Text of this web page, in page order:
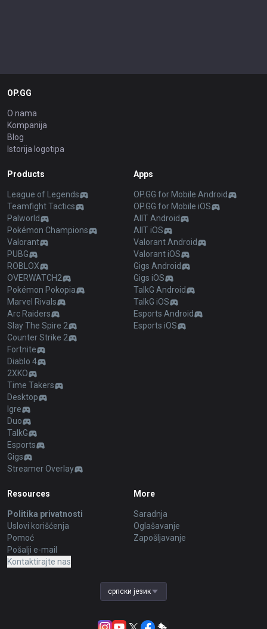
OP.GG
O nama
Kompanija
Blog
Istorija logotipa
Products
League of Legends
Teamfight Tactics
Palworld
Pokémon Champions
Valorant
PUBG
ROBLOX
OVERWATCH2
Pokémon Pokopia
Marvel Rivals
Arc Raiders
Slay The Spire 2
Counter Strike 2
Fortnite
Diablo 4
2XKO
Time Takers
Desktop
Igre
Duo
TalkG
Esports
Gigs
Streamer Overlay
Apps
OP.GG for Mobile Android
OP.GG for Mobile iOS
AllT Android
AllT iOS
Valorant Android
Valorant iOS
Gigs Android
Gigs iOS
TalkG Android
TalkG iOS
Esports Android
Esports iOS
Resources
Politika privatnosti
Uslovi korišćenja
Pomoć
Pošalji e-mail
Kontaktirajte nas
More
Saradnja
Oglašavanje
Zapošljavanje
српски језик